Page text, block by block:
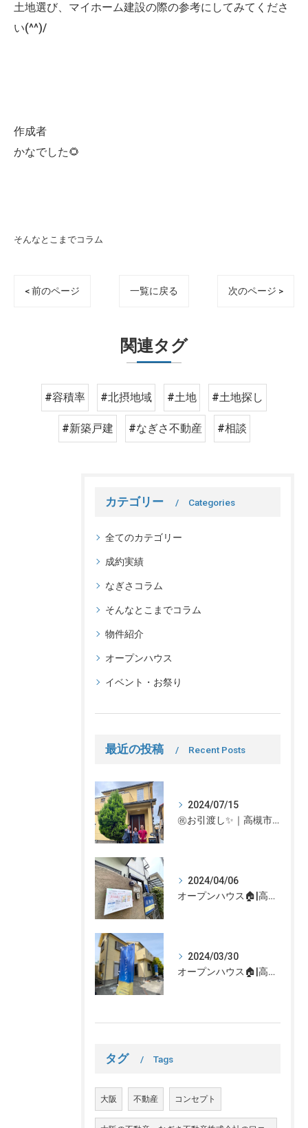
土地選び、マイホーム建設の際の参考にしてみてくださ
い(^^)/
作成者
かなでした🌻
そんなとこまでコラム
< 前のページ 一覧に戻る 次のページ >
関連タグ
#容積率 #北摂地域 #土地 #土地探し
#新築戸建 #なぎさ不動産 #相談
カテゴリー Categories
全てのカテゴリー
成約実績
なぎさコラム
そんなとこまでコラム
物件紹介
オープンハウス
イベント・お祭り
最近の投稿 Recent Posts
2024/07/15
㊗お引渡し✨｜高槻市での不動産売却、不動産売買の事、何でもなぎさ不動産までご相談ください！
2024/04/06
オープンハウス🏠|高槻市の不動産売却、不動産空き家のご相談はなぎさ不動産まで！
2024/03/30
オープンハウス🏠|高槻市の不動産売却、不動産空き家のご相談はなぎさ不動産まで！
タグ Tags
大阪 不動産 コンセプト